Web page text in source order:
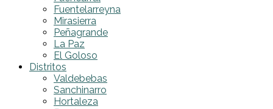
Fuentelarreyna
Mirasierra
Peñagrande
La Paz
El Goloso
Distritos
Valdebebas
Sanchinarro
Hortaleza